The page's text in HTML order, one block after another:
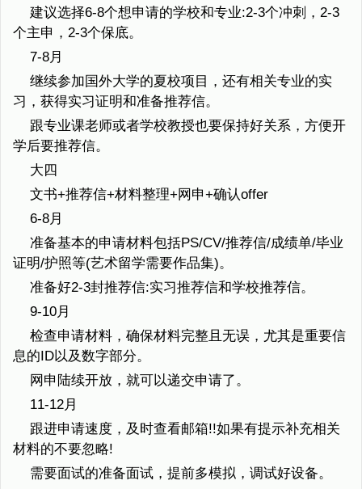
建议选择6-8个想申请的学校和专业:2-3个冲刺，2-3
个主申，2-3个保底。
7-8月
继续参加国外大学的夏校项目，还有相关专业的实
习，获得实习证明和准备推荐信。
跟专业课老师或者学校教授也要保持好关系，方便开
学后要推荐信。
大四
文书+推荐信+材料整理+网申+确认offer
6-8月
准备基本的申请材料包括PS/CV/推荐信/成绩单/毕业
证明/护照等(艺术留学需要作品集)。
准备好2-3封推荐信:实习推荐信和学校推荐信。
9-10月
检查申请材料，确保材料完整且无误，尤其是重要信
息的ID以及数字部分。
网申陆续开放，就可以递交申请了。
11-12月
跟进申请速度，及时查看邮箱!!如果有提示补充相关
材料的不要忽略!
需要面试的准备面试，提前多模拟，调试好设备。